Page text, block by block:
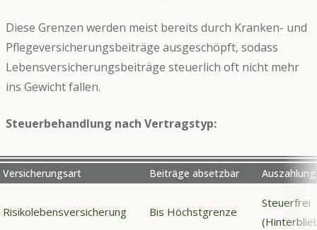
Diese Grenzen werden meist bereits durch Kranken- und
Pflegeversicherungsbeiträge ausgeschöpft, sodass
Lebensversicherungsbeiträge steuerlich oft nicht mehr
ins Gewicht fallen.
Steuerbehandlung nach Vertragstyp:
Versicherungsart Beiträge absetzbar Auszahlung
Risikolebensversicherung Bis Höchstgrenze
Steuerfrei